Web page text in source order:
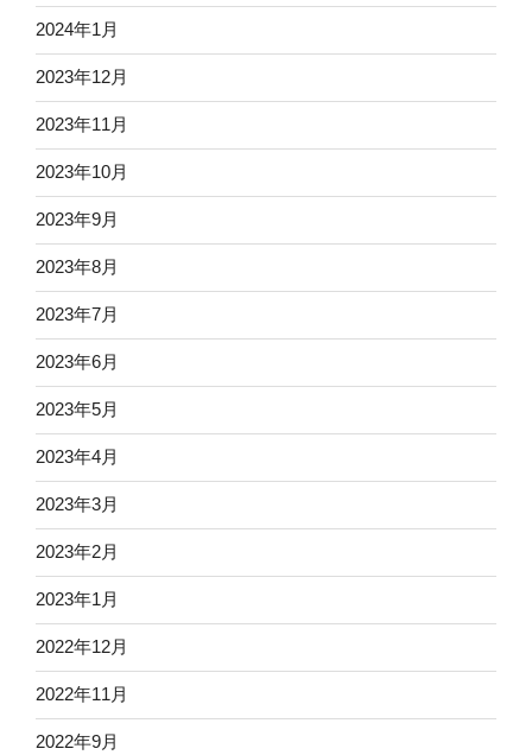
2024年1月
2023年12月
2023年11月
2023年10月
2023年9月
2023年8月
2023年7月
2023年6月
2023年5月
2023年4月
2023年3月
2023年2月
2023年1月
2022年12月
2022年11月
2022年9月